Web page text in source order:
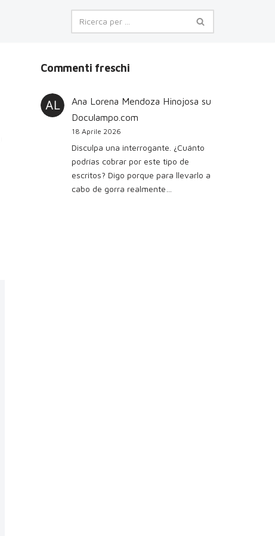
Commenti freschi
Ana Lorena Mendoza Hinojosa su
Doculampo.com
18 Aprile 2026
Disculpa una interrogante. ¿Cuánto
podrías cobrar por este tipo de
escritos? Digo porque para llevarlo a
cabo de gorra realmente…